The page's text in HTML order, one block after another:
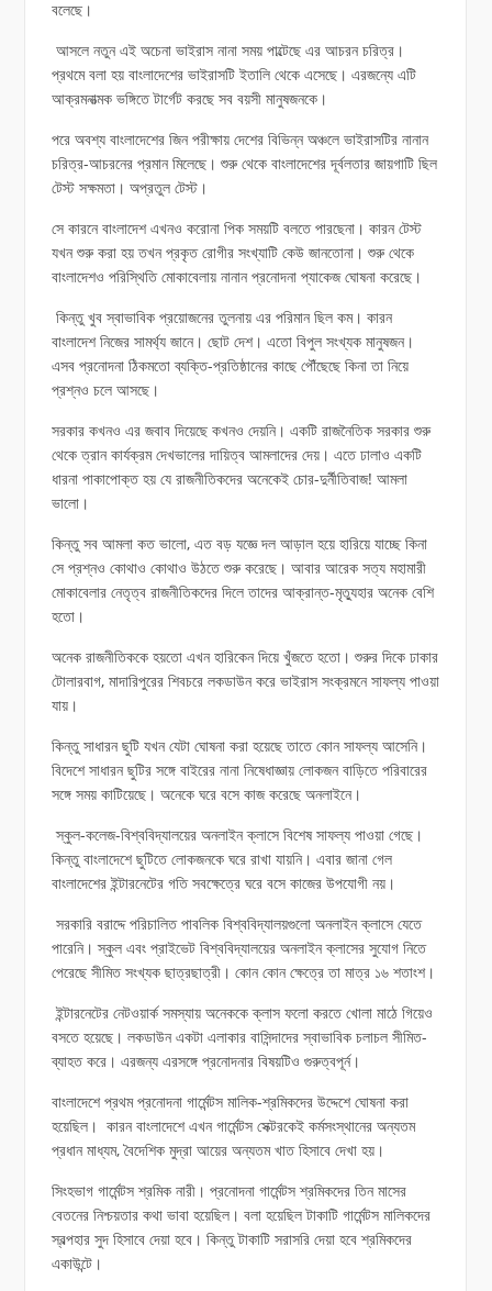
বলেছে।
আসলে নতুন এই অচেনা ভাইরাস নানা সময় পাল্টেছে এর আচরন চরিত্র।
প্রথমে বলা হয় বাংলাদেশের ভাইরাসটি ইতালি থেকে এসেছে। এরজন্যে এটি
আক্রমনাত্মক ভঙ্গিতে টার্গেট করছে সব বয়সী মানুষজনকে।
পরে অবশ্য বাংলাদেশের জিন পরীক্ষায় দেশের বিভিন্ন অঞ্চলে ভাইরাসটির নানান
চরিত্র-আচরনের প্রমান মিলেছে। শুরু থেকে বাংলাদেশের দূর্বলতার জায়গাটি ছিল
টেস্ট সক্ষমতা। অপ্রতুল টেস্ট।
সে কারনে বাংলাদেশ এখনও করোনা পিক সময়টি বলতে পারছেনা। কারন টেস্ট
যখন শুরু করা হয় তখন প্রকৃত রোগীর সংখ্যাটি কেউ জানতোনা। শুরু থেকে
বাংলাদেশও পরিস্থিতি মোকাবেলায় নানান প্রনোদনা প্যাকেজ ঘোষনা করেছে।
কিন্তু খুব স্বাভাবিক প্রয়োজনের তুলনায় এর পরিমান ছিল কম। কারন
বাংলাদেশ নিজের সামর্থ্য জানে। ছোট দেশ। এতো বিপুল সংখ্যক মানুষজন।
এসব প্রনোদনা ঠিকমতো ব্যক্তি-প্রতিষ্ঠানের কাছে পৌঁছেছে কিনা তা নিয়ে
প্রশ্নও চলে আসছে।
সরকার কখনও এর জবাব দিয়েছে কখনও দেয়নি। একটি রাজনৈতিক সরকার শুরু
থেকে ত্রান কার্যক্রম দেখভালের দায়িত্ব আমলাদের দেয়। এতে ঢালাও একটি
ধারনা পাকাপোক্ত হয় যে রাজনীতিকদের অনেকেই চোর-দুর্নীতিবাজ! আমলা
ভালো।
কিন্তু সব আমলা কত ভালো, এত বড় যজ্ঞে দল আড়াল হয়ে হারিয়ে যাচ্ছে কিনা
সে প্রশ্নও কোথাও কোথাও উঠতে শুরু করেছে। আবার আরেক সত্য মহামারী
মোকাবেলার নেতৃত্ব রাজনীতিকদের দিলে তাদের আক্রান্ত-মৃত্যুহার অনেক বেশি
হতো।
অনেক রাজনীতিককে হয়তো এখন হারিকেন দিয়ে খুঁজতে হতো। শুরুর দিকে ঢাকার
টোলারবাগ, মাদারিপুরের শিবচরে লকডাউন করে ভাইরাস সংক্রমনে সাফল্য পাওয়া
যায়।
কিন্তু সাধারন ছুটি যখন যেটা ঘোষনা করা হয়েছে তাতে কোন সাফল্য আসেনি।
বিদেশে সাধারন ছুটির সঙ্গে বাইরের নানা নিষেধাজ্ঞায় লোকজন বাড়িতে পরিবারের
সঙ্গে সময় কাটিয়েছে। অনেকে ঘরে বসে কাজ করেছে অনলাইনে।
স্কুল-কলেজ-বিশ্ববিদ্যালয়ের অনলাইন ক্লাসে বিশেষ সাফল্য পাওয়া গেছে।
কিন্তু বাংলাদেশে ছুটিতে লোকজনকে ঘরে রাখা যায়নি। এবার জানা গেল
বাংলাদেশের ইন্টারনেটের গতি সবক্ষেত্রে ঘরে বসে কাজের উপযোগী নয়।
সরকারি বরাদ্দে পরিচালিত পাবলিক বিশ্ববিদ্যালয়গুলো অনলাইন ক্লাসে যেতে
পারেনি। স্কুল এবং প্রাইভেট বিশ্ববিদ্যালয়ের অনলাইন ক্লাসের সুযোগ নিতে
পেরেছে সীমিত সংখ্যক ছাত্রছাত্রী। কোন কোন ক্ষেত্রে তা মাত্র ১৬ শতাংশ।
ইন্টারনেটের নেটওয়ার্ক সমস্যায় অনেককে ক্লাস ফলো করতে খোলা মাঠে গিয়েও
বসতে হয়েছে। লকডাউন একটা এলাকার বাসিন্দাদের স্বাভাবিক চলাচল সীমিত-
ব্যাহত করে। এরজন্য এরসঙ্গে প্রনোদনার বিষয়টিও গুরুত্বপূর্ন।
বাংলাদেশে প্রথম প্রনোদনা গার্মেন্টস মালিক-শ্রমিকদের উদ্দেশে ঘোষনা করা
হয়েছিল। কারন বাংলাদেশে এখন গার্মেন্টস সেক্টরকেই কর্মসংস্থানের অন্যতম
প্রধান মাধ্যম, বৈদেশিক মুদ্রা আয়ের অন্যতম খাত হিসাবে দেখা হয়।
সিংহভাগ গার্মেন্টস শ্রমিক নারী। প্রনোদনা গার্মেন্টস শ্রমিকদের তিন মাসের
বেতনের নিশ্চয়তার কথা ভাবা হয়েছিল। বলা হয়েছিল টাকাটি গার্মেন্টস মালিকদের
স্বল্পহার সুদ হিসাবে দেয়া হবে। কিন্তু টাকাটি সরাসরি দেয়া হবে শ্রমিকদের
একাউন্টে।